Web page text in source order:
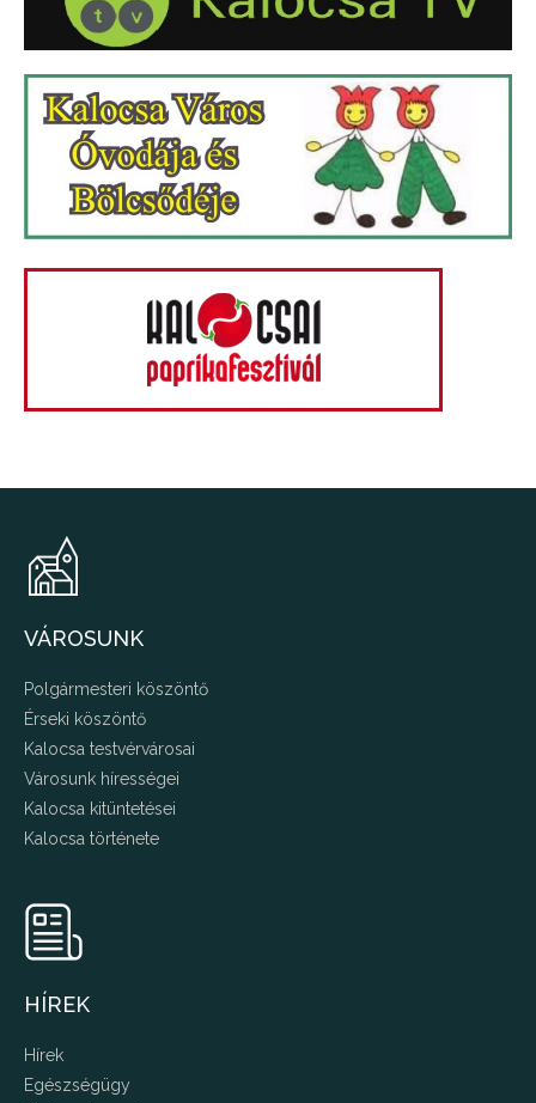
VÁROSUNK
Polgármesteri köszöntő
Érseki köszöntő
Kalocsa testvérvárosai
Városunk hírességei
Kalocsa kitüntetései
Kalocsa története
HÍREK
Hírek
Egészségügy